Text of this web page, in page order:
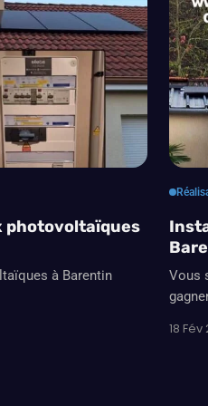
photovoltaïques
à Barentin
Vous
18 Fév